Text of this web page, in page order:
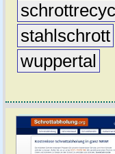
stahlschrott
wuppertal